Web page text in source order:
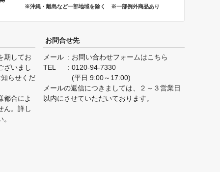
※沖縄・離島など一部地域を除く ※一部例外商品あり
期してお
ざいまし
らせくだ
都合によ
ん。詳し
お問合せ先
メール
お問い合わせフォームはこちら
TEL
0120-94-7330
(平日 9:00～17:00)
メールの返信につきましては、２～３営業日
以内にさせていただいております。